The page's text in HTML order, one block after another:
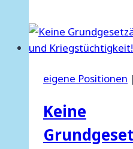
eigene Positionen |
Keine